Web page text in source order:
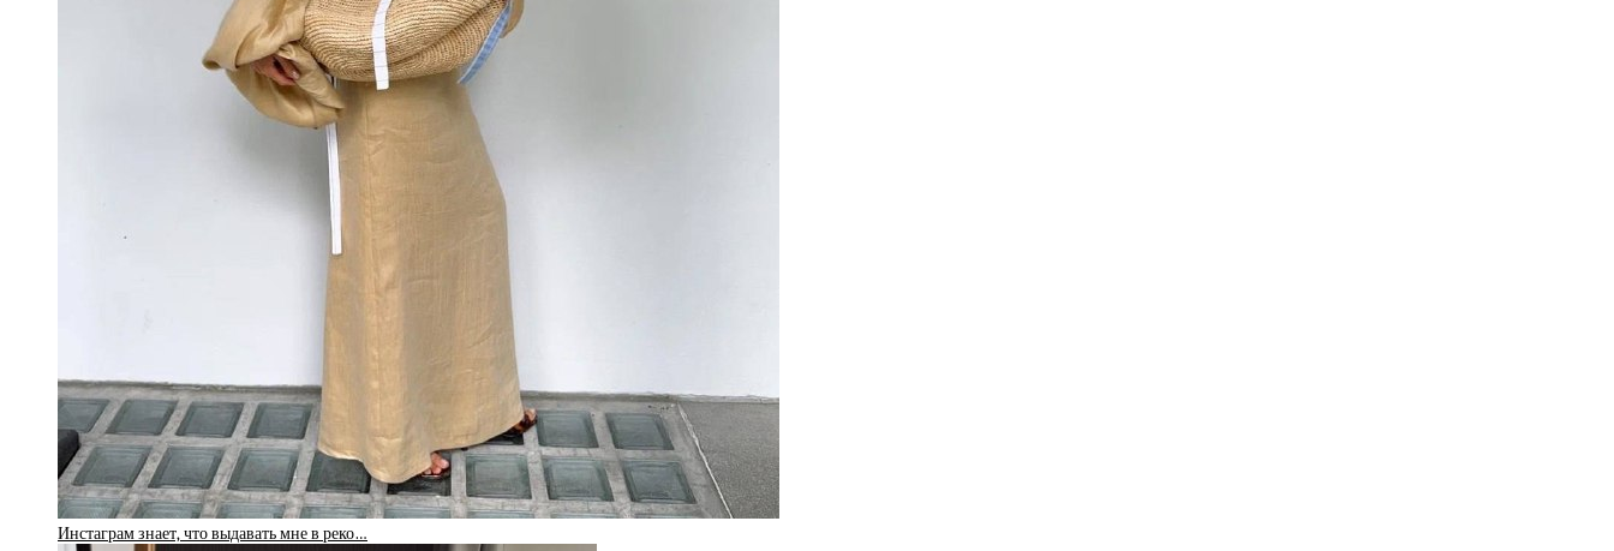
Инстаграм знает, что выдавать мне в реко…